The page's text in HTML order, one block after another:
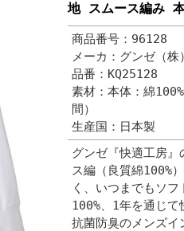
地 スムース編み
商品番号：96128
メーカ：グンゼ（株）
品番：KQ25128
素材：本体：綿
間）
生産国：日本製
グンゼ『快適工房
ス編（良質綿100%
く、いつまでもソ
100%、1年を通じて
抗菌防臭のメンズイ